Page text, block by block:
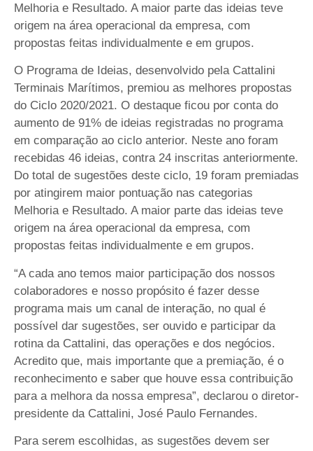
Melhoria e Resultado. A maior parte das ideias teve
origem na área operacional da empresa, com
propostas feitas individualmente e em grupos.
O Programa de Ideias, desenvolvido pela Cattalini
Terminais Marítimos, premiou as melhores propostas
do Ciclo 2020/2021. O destaque ficou por conta do
aumento de 91% de ideias registradas no programa
em comparação ao ciclo anterior. Neste ano foram
recebidas 46 ideias, contra 24 inscritas anteriormente.
Do total de sugestões deste ciclo, 19 foram premiadas
por atingirem maior pontuação nas categorias
Melhoria e Resultado. A maior parte das ideias teve
origem na área operacional da empresa, com
propostas feitas individualmente e em grupos.
“A cada ano temos maior participação dos nossos
colaboradores e nosso propósito é fazer desse
programa mais um canal de interação, no qual é
possível dar sugestões, ser ouvido e participar da
rotina da Cattalini, das operações e dos negócios.
Acredito que, mais importante que a premiação, é o
reconhecimento e saber que houve essa contribuição
para a melhora da nossa empresa”, declarou o diretor-
presidente da Cattalini, José Paulo Fernandes.
Para serem escolhidas, as sugestões devem ser